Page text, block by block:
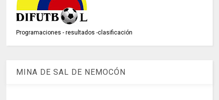
Programaciones - resultados -clasificación
MINA DE SAL DE NEMOCÓN